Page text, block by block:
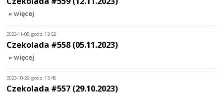
» więcej
2023-11-05, godz. 13:52
Czekolada #558 (05.11.2023)
» więcej
2023-10-29, godz. 13:48
Czekolada #557 (29.10.2023)